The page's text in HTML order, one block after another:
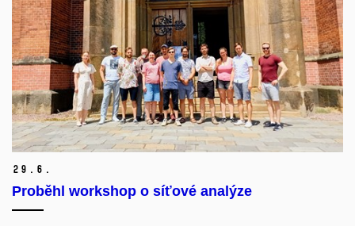
29. 6.
Proběhl workshop o síťové analýze